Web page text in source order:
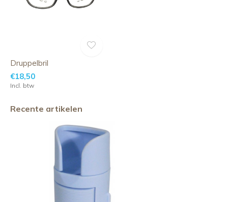
Druppelbril
€18,50
Incl. btw
Recente artikelen